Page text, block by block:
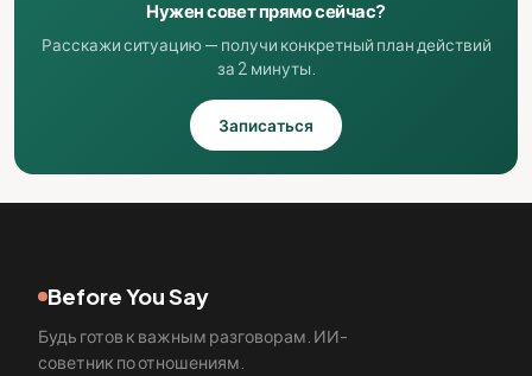
Нужен совет прямо сейчас?
Расскажи ситуацию — получи конкретный план действий
за 2 минуты.
Записаться
Before You Say
Будь готов к важным разговорам. ИИ-
советник по отношениям.